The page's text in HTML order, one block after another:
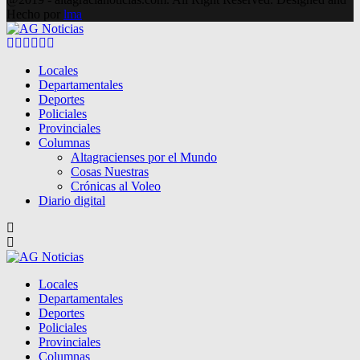
Hecho por lma
Facebook
Twitter
Instagram
Pinterest
Google
Locales
Departamentales
Deportes
Policiales
Provinciales
Columnas
Altagracienses por el Mundo
Cosas Nuestras
Crónicas al Voleo
Diario digital
Locales
Departamentales
Deportes
Policiales
Provinciales
Columnas